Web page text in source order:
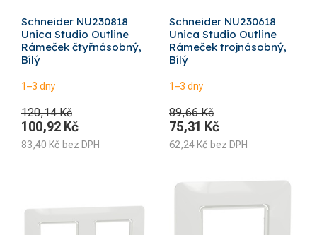
Schneider NU230818
Unica Studio Outline
Rámeček čtyřnásobný,
Bílý
1–3 dny
120,14 Kč
100,92 Kč
83,40 Kč bez DPH
Schneider NU230618
Unica Studio Outline
Rámeček trojnásobný,
Bílý
1–3 dny
89,66 Kč
75,31 Kč
62,24 Kč bez DPH